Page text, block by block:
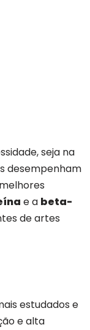
seja na
desempenham
e a beta-
de artes
estudados e
e alta